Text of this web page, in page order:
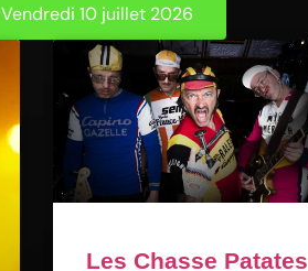
Vendredi 10 juillet 2026
Les Chasse Patates